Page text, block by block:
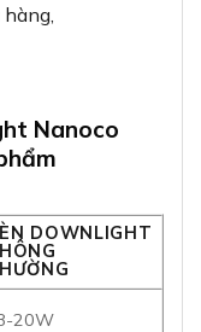
Nanoco
DOWNLIGHT
20W